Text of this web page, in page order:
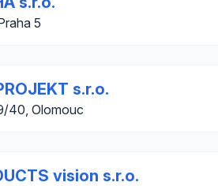
5
s.r.o.
40, Olomouc
vision s.r.o.